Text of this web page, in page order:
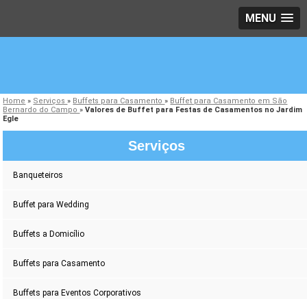
MENU
Home » Serviços» Buffets para Casamento» Buffet para Casamento em São
Bernardo do Campo»Valores de Buffet para Festas de Casamentos no Jardim
Egle
Serviços
Banqueteiros
Buffet para Wedding
Buffets a Domicílio
Buffets para Casamento
Buffets para Eventos Corporativos